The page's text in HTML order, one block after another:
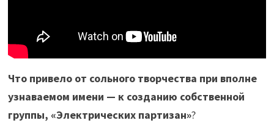
Что привело от сольного творчества при вполне
узнаваемом имени — к созданию собственной
группы, «Электрических партизан»?